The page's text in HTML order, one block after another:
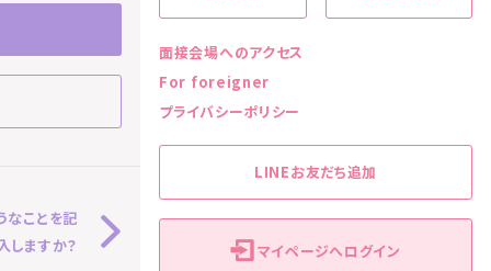
面接会場へのアクセス
For foreigner
プライバシーポリシー
LINEお友だち追加
マイページへログイン
なことを記
しますか？